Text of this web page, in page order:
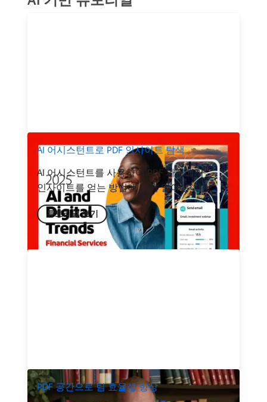
AI 어시스턴트로 PDF 인사이트 탐색
AI 어시스턴트를 사용하여 PDF 파일에서
인사이트를 얻는 방법에 대해 알아봅니다
튜토리얼 보기
PDF 공간으로 팀 효율성 향상